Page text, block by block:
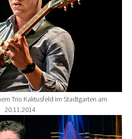
Trio Kaktusfeld im Stadtgarten am
20.11.2014